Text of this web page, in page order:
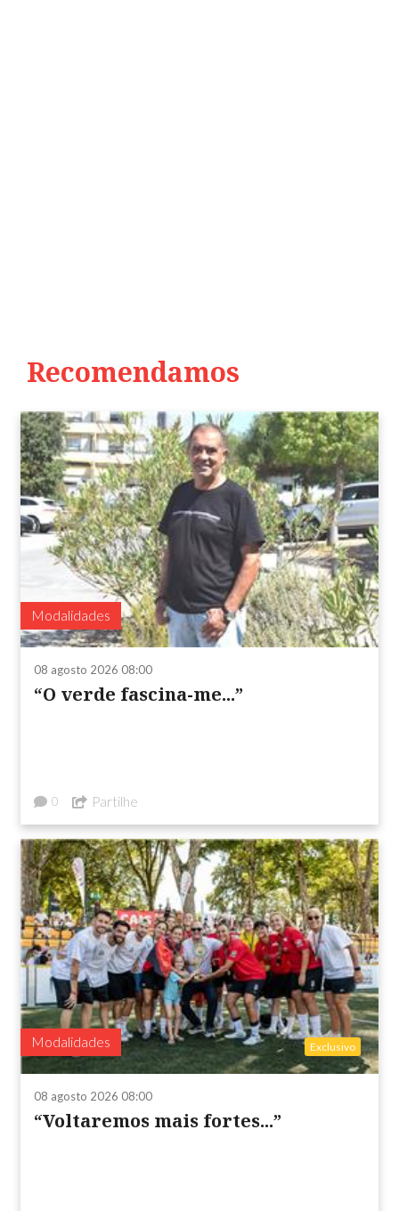
Recomendamos
Modalidades
08 agosto 2026 08:00
“O verde fascina-me...”
0 Partilhe
Modalidades Exclusivo
08 agosto 2026 08:00
“Voltaremos mais fortes...”